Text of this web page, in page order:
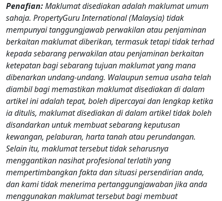
Penafian:Maklumat disediakan adalah maklumat umum
sahaja. PropertyGuru International (Malaysia) tidak
mempunyai tanggungjawab perwakilan atau penjaminan
berkaitan maklumat diberikan, termasuk tetapi tidak terhad
kepada sebarang perwakilan atau penjaminan berkaitan
ketepatan bagi sebarang tujuan maklumat yang mana
dibenarkan undang-undang. Walaupun semua usaha telah
diambil bagi memastikan maklumat disediakan di dalam
artikel ini adalah tepat, boleh dipercayai dan lengkap ketika
ia ditulis, maklumat disediakan di dalam artikel tidak boleh
disandarkan untuk membuat sebarang keputusan
kewangan, pelaburan, harta tanah atau perundangan.
Selain itu, maklumat tersebut tidak seharusnya
menggantikan nasihat profesional terlatih yang
mempertimbangkan fakta dan situasi persendirian anda,
dan kami tidak menerima pertanggungjawaban jika anda
menggunakan maklumat tersebut bagi membuat